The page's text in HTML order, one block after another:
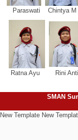
Paraswati
Ratna Ayu Rini
SMAN
New Template New